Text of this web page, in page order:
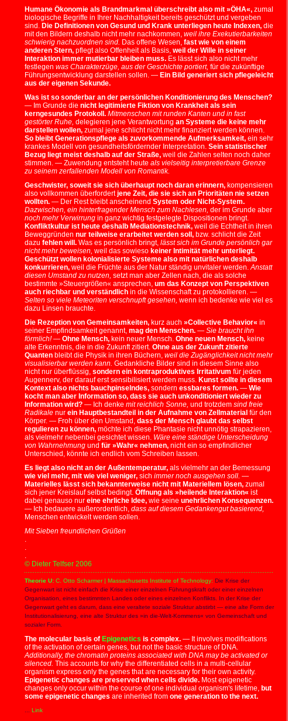
Humane Ökonomie als Brandmarkmal überschreibt also mit »ÖHA«, zumal
biologische Begriffe in Ihrer Nachhaltigkeit bereits geschützt und vergeben
sind. Die Definitionen von Gesund und Krank unterliegen heute Indexen, die
mit den Bildern deshalb nicht mehr nachkommen, weil ihre Exekutierbarkeiten
schwierig nachzuordnen sind. Das offene Wesen, fast wie von einem
anderen Stern, pflegt also Offenheit als Basis, weil der Wille in seiner
Interaktion immer mutierbar bleiben muss. Es lässt sich also nicht mehr
festlegen was Charakterzüge, aus der Geschichte portiert, für die zukünftige
Führungsentwicklung darstellen sollen. — Ein Bild generiert sich pflegeleicht
aus der eigenen Sekunde.
Was ist so sonderbar an der persönlichen Konditionierung des Menschen?
— Im Grunde die nicht legitimierte Fiktion von Krankheit als sein
kerngesundes Protokoll. Mitmenschen mit runden Kanten und in fast
gestörter Ruhe, delegieren jene Verantwortung an Systeme die keine mehr
darstellen wollen, zumal jene schlicht nicht mehr finanziert werden können.
So bleibt Generationspflege als zuvorkommende Aufmerksamkeit, ein sehr
krankes Modell von gesundheitsfördernder Interpretation. Sein statistischer
Bezug liegt meist deshalb auf der Straße, weil die Zahlen selten noch daher
stimmen. — Zuwendung entsteht heute als vielseitig interpretierbare Grenze
zu seinem zerfallenden Modell von Romantik.
Geschwister, soweit sie sich überhaupt noch daran erinnern, kompensieren
also vollkommen überfordertjene Zeit, die sie sich an Prioritäten nie setzen
wollten. — Der Rest bleibt anscheinend System oder Nicht-System.
Dazwischen, ein hinterfragender Mensch zum Nachlesen, der im Grunde aber
noch mehr Verwirrung in ganz wichtig festgelegte Dispositionen bringt.
Konfliktkultur ist heute deshalb Mediationstechnik, weil die Echtheit in ihren
Beweggründen nur teilweise erarbeitet werden soll, bzw. schlicht die Zeit
dazu fehlen will. Was es persönlich bringt, lässt sich im Grunde persönlich gar
nicht mehr beweisen, weil das sowieso keiner Intimität mehr unterliegt.
Geschützt wollen kolonialisierte Systeme also mit natürlichen deshalb
konkurrieren, weil die Früchte aus der Natur ständig unvitaler werden.Anstatt
diesen Umstand zu nutzen, setzt man aber Zellen nach, die als solche
bestimmte »Steuergrößen« ansprechen, um das Konzept von Perspektiven
auch riechbar und verständlich in die Wissenschaft zu protokollieren. —
Selten so viele Meteoriten verschnupft gesehen, wenn ich bedenke wie viel es
dazu Linsen brauchte.
Die Rezeption von Gemeinsamkeiten, kurz auch »Collective Behavior« in
seiner Empfindsamkeit genannt, mag den Menschen. — Sie braucht ihn
förmlich!— Ohne Mensch, kein neuer Mensch. Ohne neuen Mensch, keine
alte Erkenntnis, die in die Zukunft zitiert. Ohne aus der Zukunft zitierte
Quanten bleibt die Physik in ihren Büchern, weil die Zugänglichkeit nicht mehr
visualisierbar werden kann. Gedankliche Bilder sind in diesem Sinne also
nicht nur überflüssig, sondern ein kontraproduktives Irritativum für jeden
Augennerv, der darauf erst sensibilisiert werden muss. Kunst sollte in diesem
Kontext also nichts bauchpinselndes, sondern essbares formen. — Wie
kocht man aber Information so, dass sie auch unkonditioniert wieder zu
Information wird? — Ich denke mit reichlich Sonne, und trotzdem sind freie
Radikale nur ein Hauptbestandteil in der Aufnahme von Zellmaterial für den
Körper. — Froh über den Umstand, dass der Mensch glaubt das selbst
regulieren zu können, möchte ich diese Phantasie nicht unnötig strapazieren,
als vielmehr nebenbei gesichtet wissen. Wäre eine ständige Unterscheidung
von Wahrnehmung und für »Wahr« nehmen, nicht ein so empfindlicher
Unterschied, könnte ich endlich vom Schreiben lassen.
Es liegt also nicht an der Außentemperatur, als vielmehr an der Bemessung
wie viel mehr, mit wie viel weniger, sich immer noch ausgehen soll. —
Materielles lässt sich bekannterweise nicht mit Materiellem lösen, zumal
sich jener Kreislauf selbst bedingt. Öffnung als »heilende Interaktion« ist
dabei genauso nur eine ehrliche Idee, wie seine unehrlichen Konsequenzen.
— Ich bedauere außerordentlich, dass auf diesem Gedankengut basierend,
Menschen entwickelt werden sollen.
Mit Sieben freundlichen Grüßen
.
.
.
© Dieter Telfser 2006
Theorie U: C. Otto Scharmer | Massachusetts Institute of Technology: Die Krise der
Gegenwart ist nicht einfach die Krise einer einzelnen Führungskraft oder einer einzelnen
Organisation, eines bestimmten Landes oder eines einzelnen Konflikts. In der Krise der
Gegenwart geht es darum, dass eine veraltete soziale Struktur abstirbt — eine alte Form der
Institutionalisierung, eine alte Struktur des »in die-Welt-Kommens« von Gemeinschaft und
sozialer Form.
The molecular basis of Epigenetics is complex. — It involves modifications
of the activation of certain genes, but not the basic structure of DNA.
Additionally, the chromatin proteins associated with DNA may be activated or
silenced. This accounts for why the differentiated cells in a multi-cellular
organism express only the genes that are necessary for their own activity.
Epigenetic changes are preserved when cells divide. Most epigenetic
changes only occur within the course of one individual organism's lifetime, but
some epigenetic changes are inherited from one generation to the next.
Link